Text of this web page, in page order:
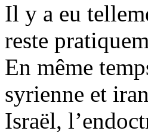
Il y a eu
reste
En même
syrienne et
Israël,